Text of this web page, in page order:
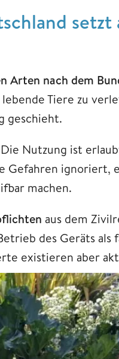
Arten nach dem
Tiere zu
geschieht.
Nutzung ist
Gefahren ignoriert,
machen.
aus dem
des Geräts als
existieren aber